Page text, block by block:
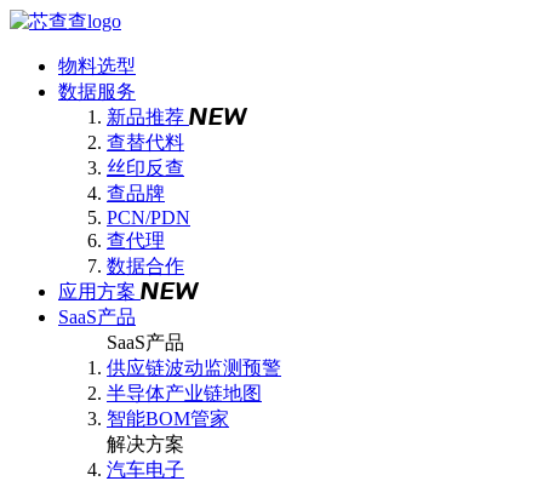
物料选型
数据服务
新品推荐
查替代料
丝印反查
查品牌
PCN/PDN
查代理
数据合作
应用方案
SaaS产品
SaaS产品
供应链波动监测预警
半导体产业链地图
智能BOM管家
解决方案
汽车电子